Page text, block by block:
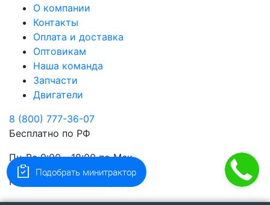
О компании
Контакты
Оплата и доставка
Оптовикам
Наша команда
Запчасти
Двигатели
8 (800) 777-36-07
Бесплатно по РФ
Пн-Вс 9:00 - 18:00 по Мск
Перезвоним за 1 минуту
Подобрать минитрактор